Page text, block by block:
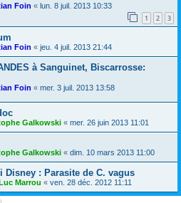
Foin « lun. 8 juil. 2013 10:33
1 2 3
Foin « jeu. 4 juil. 2013 21:44
à Sanguinet, Biscarrosse:
Foin « mer. 3 juil. 2013 13:58
Galkowski « mer. 26 juin 2013 11:01
Galkowski « dim. 10 mars 2013 11:00
Disney : Parasite de C. vagus
Marrou « ven. 28 déc. 2012 11:11